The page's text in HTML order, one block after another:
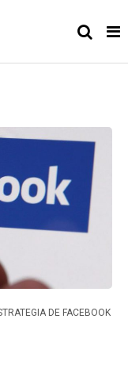
DE FACEBOOK